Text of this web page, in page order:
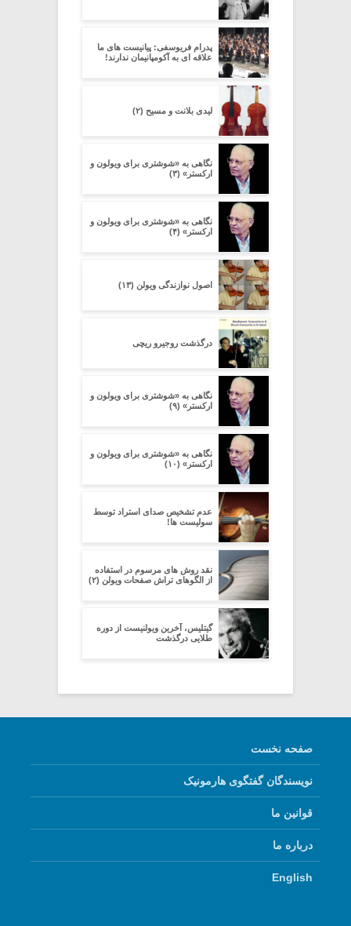
پدرام فریوسفی: پیانیست های ما
علاقه ای به آکومپانیمان ندارند!
لیدی بلانت و مسیح (۲)
نگاهی به «شوشتری برای ویولون و
ارکستر» (۳)
نگاهی به «شوشتری برای ویولون و
ارکستر» (۴)
اصول نوازندگی ویولن (۱۳)
درگذشت روجیرو ریچی
نگاهی به «شوشتری برای ویولون و
ارکستر» (۹)
نگاهی به «شوشتری برای ویولون و
ارکستر» (۱۰)
عدم تشخیص صدای استراد توسط
سولیست ها!
نقد روش های مرسوم در استفاده
از الگوهای تراش صفحات ویولن (۲)
گیتلیس، آخرین ویولنیست از دوره
طلایی درگذشت
صفحه نخست
نویسندگان گفتگوی هارمونیک
قوانین ما
درباره ما
English